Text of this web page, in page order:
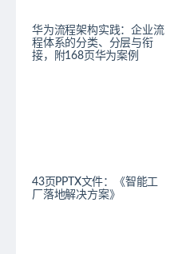
华为流程架构实践：企业流
程体系的分类、分层与衔
接，附168页华为案例
43页PPTX文件：《智能工
厂落地解决方案》